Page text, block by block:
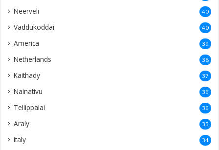
Neerveli 40
Vaddukoddai 40
America 39
Netherlands 38
Kaithady 37
Nainativu 36
Tellippalai 36
Araly 35
Italy 34